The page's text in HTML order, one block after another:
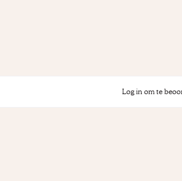
tekens om te zoeken.
Log in om te